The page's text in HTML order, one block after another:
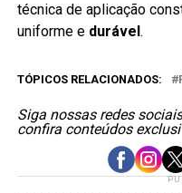
técnica de aplicação
uniforme e durável .
TÓPICOS RELACIONADOS:
Siga nossas redes
confira conteúdos